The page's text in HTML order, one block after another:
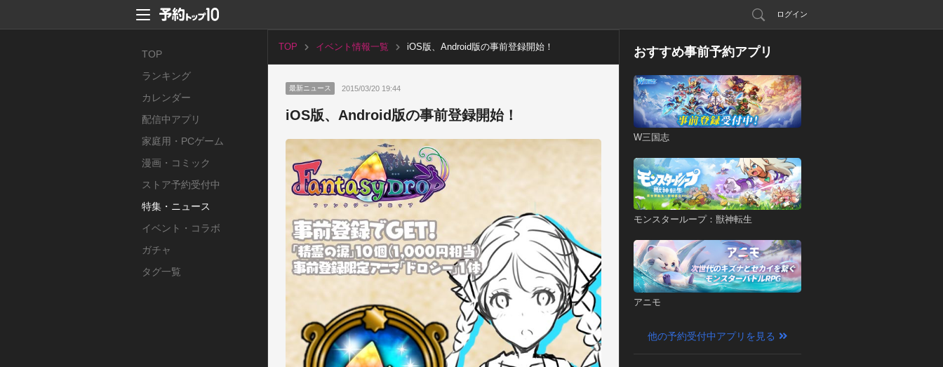
ログイン
TOP
ランキング
カレンダー
配信中アプリ
家庭用・PCゲーム
漫画・コミック
ストア予約受付中
特集・ニュース
イベント・コラボ
ガチャ
タグ一覧
TOP イベント情報一覧 iOS版、Android版の事前登録開始！
最新ニュース 2015/03/20 19:44
iOS版、Android版の事前登録開始！
おすすめ事前予約アプリ
W三国志
モンスターループ：獣神転生
アニモ
他の予約受付中アプリを見る